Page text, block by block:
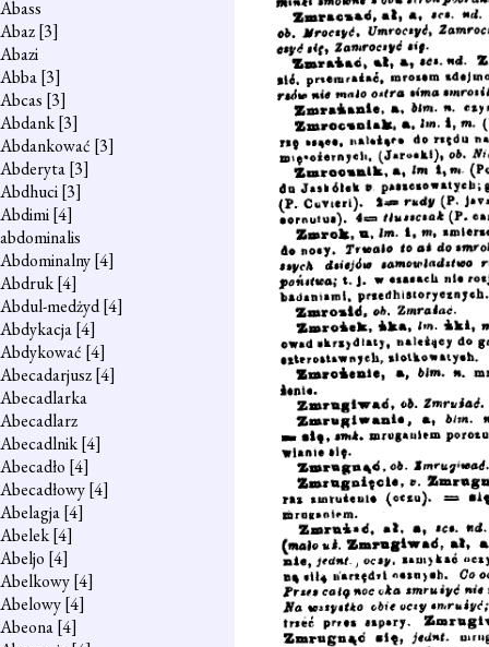
Abass
Abaz[3]
Abazi
Abba[3]
Abcas [3]
Abdank[3]
Abdankować [3]
Abderyta[3]
Abdhuci[3]
Abdimi[4]
abdominalis
Abdominalny[4]
Abdruk[4]
Abdul-medżyd[4]
Abdykacja[4]
Abdykować [4]
Abecadarjusz[4]
Abecadlarka
Abecadlarz
Abecadlnik[4]
Abecadło [4]
Abecadłowy[4]
Abelagja[4]
Abelek[4]
Abeljo [4]
Abelkowy[4]
Abelowy[4]
Abeona[4]